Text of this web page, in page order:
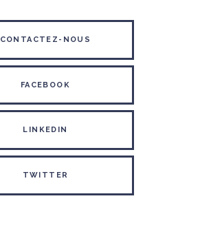
CONTACTEZ-NOUS
FACEBOOK
LINKEDIN
TWITTER